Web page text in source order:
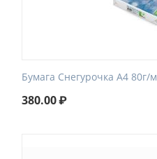
Бумага Снегурочка A4 80г/м
380.00₽